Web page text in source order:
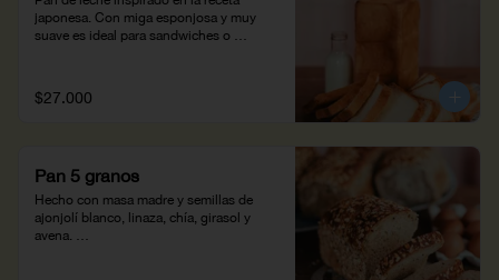
japonesa. Con miga esponjosa y muy
suave es ideal para sandwiches o
$27.000
Pan 5 granos
Hecho con masa madre y semillas de
ajonjolí blanco, linaza, chía, girasol y
avena.